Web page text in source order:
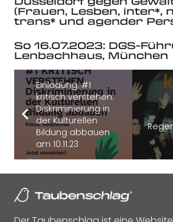
(Frauen, Lesben, inter*,
trans* und agender
So 16.07.2023: DGS-
Lenbachhaus, München
Einladung: #1
kritisch verstehen:
Diskriminierung in
der Kulturellen
Bildung abbauen
am 10.11.23